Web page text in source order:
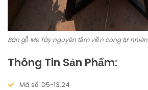
Bàn gỗ Me Tây nguyên tấm viền cong tự nhiên
Thông Tin Sản Phẩm:
Mã số: D5-13.24